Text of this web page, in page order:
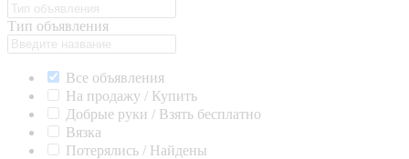
Тип объявления
Все объявления
На продажу / Купить
Добрые руки / Взять бесплатно
Вязка
Потерялись / Найдены